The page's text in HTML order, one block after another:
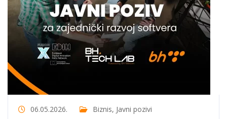
06.05.2026. Biznis, Javni pozivi